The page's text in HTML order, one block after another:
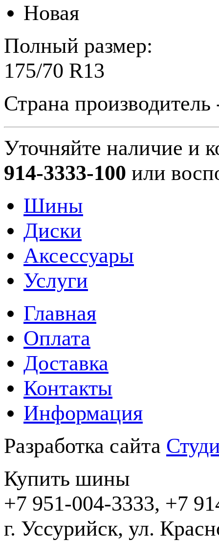
Новая
Полный размер:
175/70 R13
Страна
Уточняйте наличие и
914-3333-100 или
Шины
Диски
Аксессуары
Услуги
Главная
Оплата
Доставка
Контакты
Информация
Разработка сайта
Купить шины
+7 951-004-3333, +7
г. Уссурийск,